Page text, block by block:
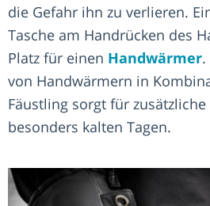
die Gefahr ihn zu verlieren.
Tasche am Handrücken des
Platz für einen Handwärmer
von Handwärmern in
Fäustling sorgt für
besonders kalten Tagen.